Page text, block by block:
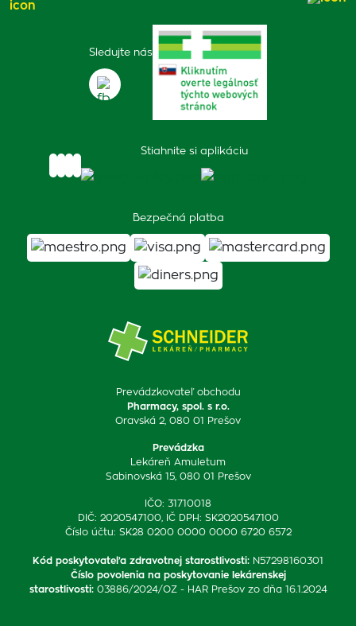
Prevádzkovateľ obchodu
Pharmacy, spol. s r.o.
Oravská 2, 080 01 Prešov
Prevádzka
Lekáreň Amuletum
Sabinovská 15, 080 01 Prešov
IČO: 31710018
DIČ: 2020547100, IČ DPH: SK2020547100
Číslo účtu: SK28 0200 0000 0000 6720 6572
Kód poskytovateľa zdravotnej starostlivosti: N57298160301
Číslo povolenia na poskytovanie lekárenskej
starostlivosti: 03886/2024/OZ - HAR Prešov zo dňa 16.1.2024
Sledujte nás
Stiahnite si aplikáciu
Bezpečná platba